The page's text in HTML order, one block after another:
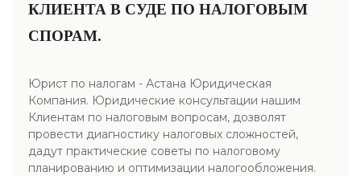
КЛИЕНТА В СУДЕ ПО НАЛОГОВЫМ
СПОРАМ.
Юрист по налогам - Астана Юридическая
Компания. Юридические консультации нашим
Клиентам по налоговым вопросам, дозволят
провести диагностику налоговых сложностей,
дадут практические советы по налоговому
планированию и оптимизации налогообложения.